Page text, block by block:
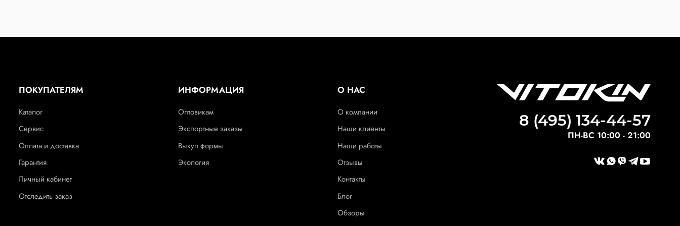
ПОКУПАТЕЛЯМ
Каталог
Сервис
Оплата и доставка
Гарантия
Личный кабинет
Отследить заказ
ИНФОРМАЦИЯ
Оптовикам
Экспортные заказы
Выкуп формы
Экология
О НАС
О компании
Наши клиенты
Наши работы
Отзывы
Контакты
Блог
Обзоры
8 (495) 134-44-57
ПН-ВС 10:00 - 21:00